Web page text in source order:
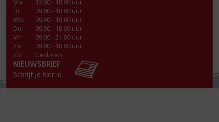
Ma:
13:00 - 18.00 uur
Di:
09.00 - 18.00 uur
Wo:
09.00 - 18.00 uur
Do:
09.00 - 18.00 uur
Vr:
09.00 - 21.00 uur
Za:
09.00 - 18.00 uur
Zo:
Gesloten
NIEUWSBRIEF
Schrijf je hier in